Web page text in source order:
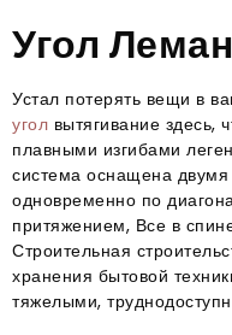
Угол
Устал потерять вещи в
угол вытягивание здесь,
плавными изгибами
система оснащена двумя
одновременно по
притяжением, Все в
Строительная
хранения бытовой
тяжелыми,